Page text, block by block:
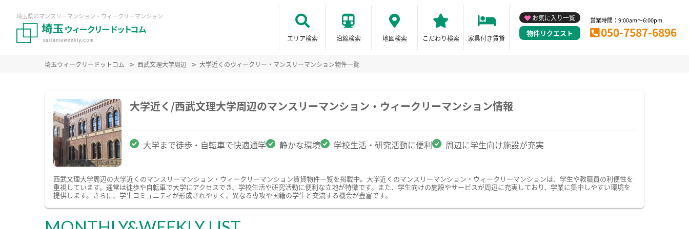
埼玉県のマンスリーマンション・ウィークリーマンション
エリア検索 沿線検索 地図検索 こだわり検索 家具付き賃貸
お気に入り一覧
物件リクエスト
営業時間：9:00am～6:00pm
050-7587-6896
埼玉ウィークリードットコム 西武文理大学周辺 大学近くのウィークリー・マンスリーマンション物件一覧
大学近く/西武文理大学周辺のマンスリーマンション・ウィークリーマンション情報
大学まで徒歩・自転車で快適通学 静かな環境 学校生活・研究活動に便利 周辺に学生向け施設が充実
西武文理大学周辺の大学近くのマンスリーマンション・ウィークリーマンション賃貸物件一覧を掲載中。大学近くのマンスリーマンション・ウィークリーマンションは、学生や教職員の利便性を
重視しています。通常は徒歩や自転車で大学にアクセスでき、学校生活や研究活動に便利な立地が特徴です。また、学生向けの施設やサービスが周辺に充実しており、学業に集中しやすい環境を
提供します。さらに、学生コミュニティが形成されやすく、異なる専攻や国籍の学生と交流する機会が豊富です。